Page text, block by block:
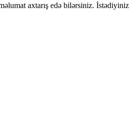
axtarış edə bilərsiniz. İstədiyiniz